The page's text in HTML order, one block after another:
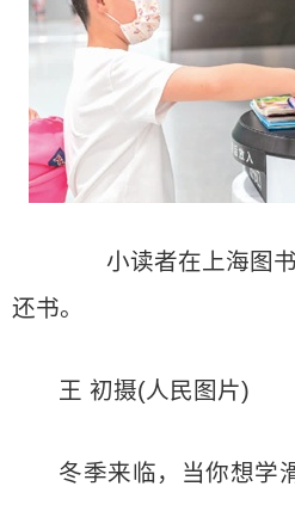
小读者在上海图书
还书。
王 初摄(人民图片)
冬季来临，当你想学